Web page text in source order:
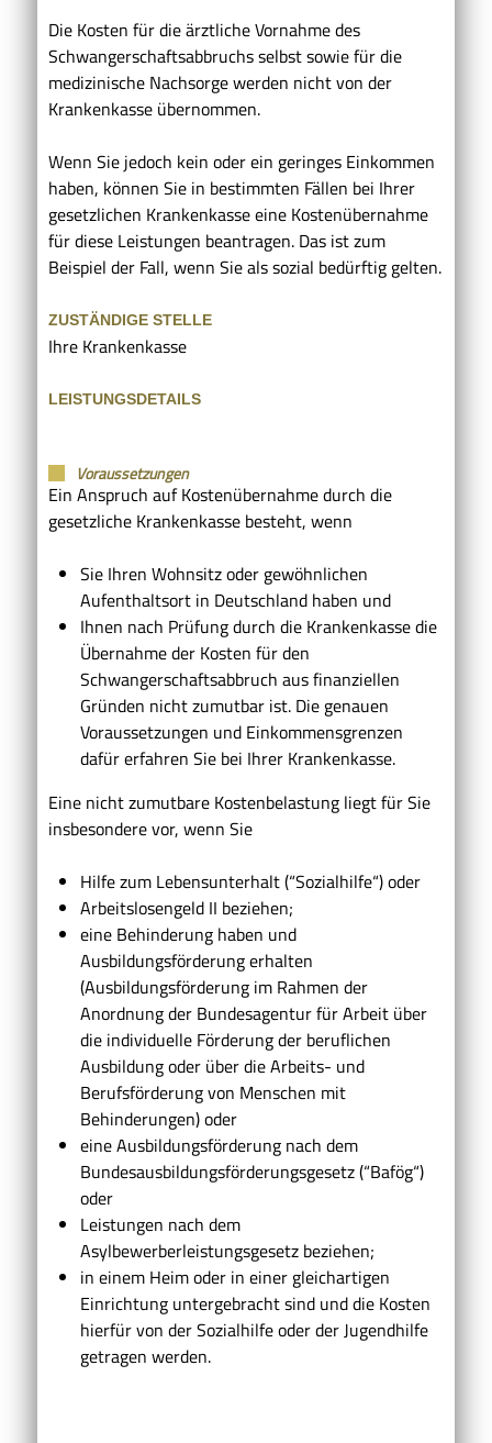
Die Kosten für die ärztliche Vornahme des
Schwangerschaftsabbruchs selbst sowie für die
medizinische Nachsorge werden nicht von der
Krankenkasse übernommen.
Wenn Sie jedoch kein oder ein geringes Einkommen
haben, können Sie in bestimmten Fällen bei Ihrer
gesetzlichen Krankenkasse eine Kostenübernahme
für diese Leistungen beantragen. Das ist zum
Beispiel der Fall, wenn Sie als sozial bedürftig gelten.
ZUSTÄNDIGE STELLE
Ihre Krankenkasse
LEISTUNGSDETAILS
Voraussetzungen
Ein Anspruch auf Kostenübernahme durch die
gesetzliche Krankenkasse besteht, wenn
Sie Ihren Wohnsitz oder gewöhnlichen
Aufenthaltsort in Deutschland haben und
Ihnen nach Prüfung durch die Krankenkasse die
Übernahme der Kosten für den
Schwangerschaftsabbruch aus finanziellen
Gründen nicht zumutbar ist. Die genauen
Voraussetzungen und Einkommensgrenzen
dafür erfahren Sie bei Ihrer Krankenkasse.
Eine nicht zumutbare Kostenbelastung liegt für Sie
insbesondere vor, wenn Sie
Hilfe zum Lebensunterhalt (“Sozialhilfe“) oder
Arbeitslosengeld II beziehen;
eine Behinderung haben und
Ausbildungsförderung erhalten
(Ausbildungsförderung im Rahmen der
Anordnung der Bundesagentur für Arbeit über
die individuelle Förderung der beruflichen
Ausbildung oder über die Arbeits- und
Berufsförderung von Menschen mit
Behinderungen) oder
eine Ausbildungsförderung nach dem
Bundesausbildungsförderungsgesetz (“Bafög“)
oder
Leistungen nach dem
Asylbewerberleistungsgesetz beziehen;
in einem Heim oder in einer gleichartigen
Einrichtung untergebracht sind und die Kosten
hierfür von der Sozialhilfe oder der Jugendhilfe
getragen werden.